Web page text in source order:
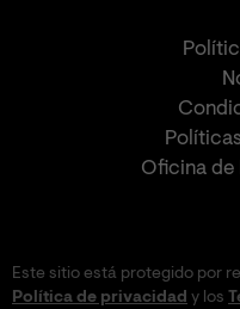
Oficina de
Este sitio está protegido por
Política de privacidad y los